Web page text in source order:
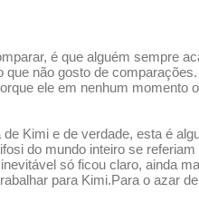
é que alguém sempre
não gosto de
ele em nenhum momento
Kimi e de verdade, esta é
do mundo inteiro se
só ficou claro, ainda
para Kimi.Para o azar